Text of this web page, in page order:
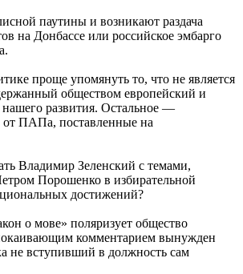
паутины и возникают раздача
на Донбассе или российское эмбарго
проще упомянуть то, что не является
обществом европейский и
развития. Остальное —
ПАПа, поставленные на
Владимир Зеленский с темами,
Порошенко в избирательной
достижений?
о мове» поляризует общество
комментарием вынужден
не вступивший в должность сам